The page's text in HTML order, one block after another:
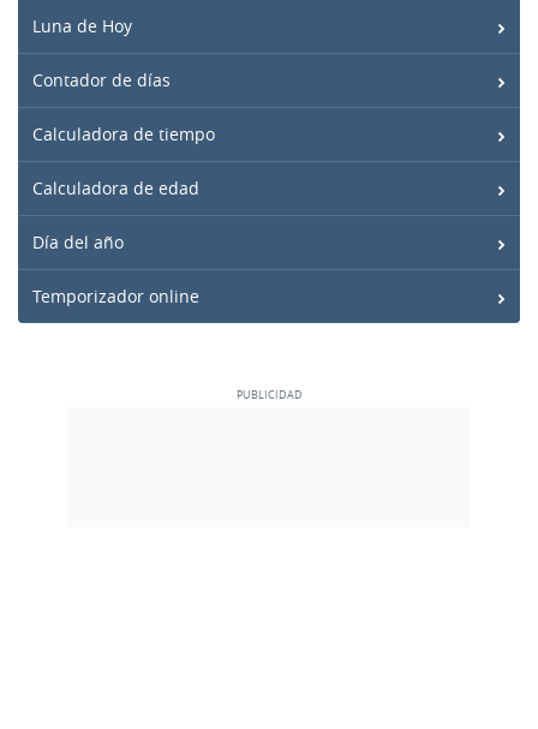
Luna de Hoy
Contador de días
Calculadora de tiempo
Calculadora de edad
Día del año
Temporizador online